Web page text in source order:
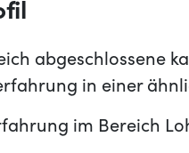
abgeschlossene
in einer
im Bereich